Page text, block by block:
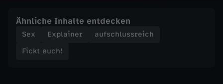
n
Ähnliche Inhalte entdecken
Sex Explainer
aufschlussreich
Fickt euch!